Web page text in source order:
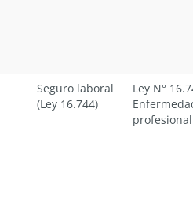
Seguro laboral
(Ley 16.744)
Ley N°
profesional